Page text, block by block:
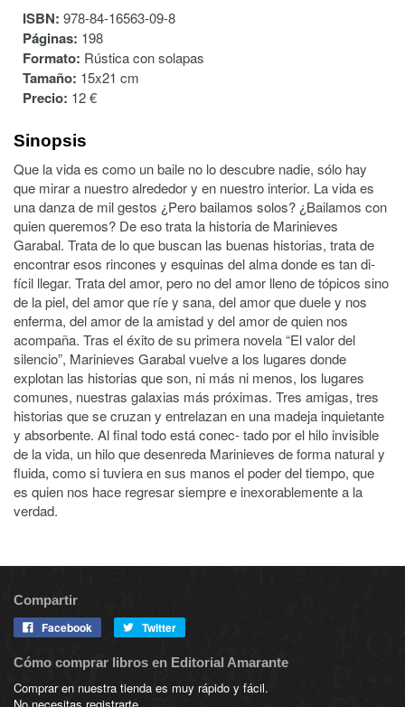
ISBN: 978-84-16563-09-8
Páginas: 198
Formato: Rústica con solapas
Tamaño: 15x21 cm
Precio: 12 €
Sinopsis
Que la vida es como un baile no lo descubre nadie, sólo hay
que mirar a nuestro alrededor y en nuestro interior. La vida es
una danza de mil gestos ¿Pero bailamos solos? ¿Bailamos con
quien queremos? De eso trata la historia de Marinieves
Garabal. Trata de lo que buscan las buenas historias, trata de
encontrar esos rincones y esquinas del alma donde es tan di-
fícil llegar. Trata del amor, pero no del amor lleno de tópicos sino
de la piel, del amor que ríe y sana, del amor que duele y nos
enferma, del amor de la amistad y del amor de quien nos
acompaña. Tras el éxito de su primera novela “El valor del
silencio”, Marinieves Garabal vuelve a los lugares donde
explotan las historias que son, ni más ni menos, los lugares
comunes, nuestras galaxias más próximas. Tres amigas, tres
historias que se cruzan y entrelazan en una madeja inquietante
y absorbente. Al final todo está conec- tado por el hilo invisible
de la vida, un hilo que desenreda Marinieves de forma natural y
fluida, como si tuviera en sus manos el poder del tiempo, que
es quien nos hace regresar siempre e inexorablemente a la
verdad.
Compartir
Facebook Twitter
Cómo comprar libros en Editorial Amarante
Comprar en nuestra tienda es muy rápido y fácil.
No necesitas registrarte.